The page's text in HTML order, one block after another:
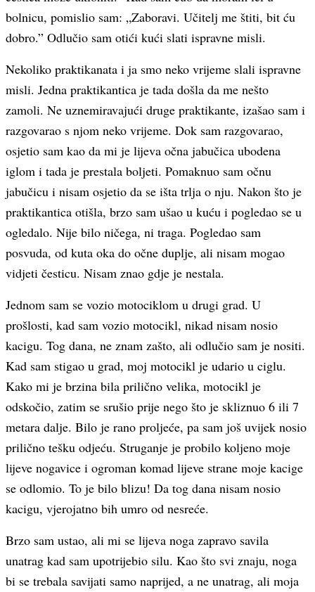
bolnicu, pomislio sam: „Zaboravi. Učitelj me štiti, bit ću
dobro.” Odlučio sam otići kući slati ispravne misli.
Nekoliko praktikanata i ja smo neko vrijeme slali ispravne
misli. Jedna praktikantica je tada došla da me nešto
zamoli. Ne uznemiravajući druge praktikante, izašao sam i
razgovarao s njom neko vrijeme. Dok sam razgovarao,
osjetio sam kao da mi je lijeva očna jabučica ubodena
iglom i tada je prestala boljeti. Pomaknuo sam očnu
jabučicu i nisam osjetio da se išta trlja o nju. Nakon što je
praktikantica otišla, brzo sam ušao u kuću i pogledao se u
ogledalo. Nije bilo ničega, ni traga. Pogledao sam
posvuda, od kuta oka do očne duplje, ali nisam mogao
vidjeti česticu. Nisam znao gdje je nestala.
Jednom sam se vozio motociklom u drugi grad. U
prošlosti, kad sam vozio motocikl, nikad nisam nosio
kacigu. Tog dana, ne znam zašto, ali odlučio sam je nositi.
Kad sam stigao u grad, moj motocikl je udario u ciglu.
Kako mi je brzina bila prilično velika, motocikl je
odskočio, zatim se srušio prije nego što je skliznuo 6 ili 7
metara dalje. Bilo je rano proljeće, pa sam još uvijek nosio
prilično tešku odjeću. Struganje je probilo koljeno moje
lijeve nogavice i ogroman komad lijeve strane moje kacige
se odlomio. To je bilo blizu! Da tog dana nisam nosio
kacigu, vjerojatno bih umro od nesreće.
Brzo sam ustao, ali mi se lijeva noga zapravo savila
unatrag kad sam upotrijebio silu. Kao što svi znaju, noga
bi se trebala savijati samo naprijed, a ne unatrag, ali moja